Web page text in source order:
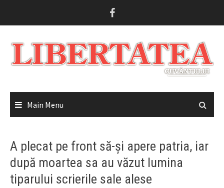
Main Menu
A plecat pe front să-și apere patria, iar
după moartea sa au văzut lumina
tiparului scrierile sale alese